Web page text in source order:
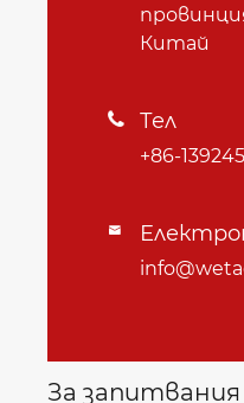
Китай
 Тел
+86-

За